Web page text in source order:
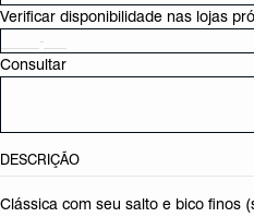
Verificar disponibilidade nas lojas
Consultar
DESCRIÇÃO
Clássica com seu salto e bico finos